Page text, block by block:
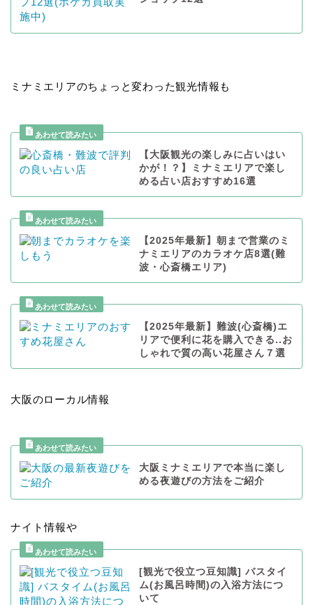
ミナミエリアのちょっと変わった観光情報も
【大阪観光の楽しみに占いはい
かが！？】ミナミエリアで楽し
める占い店おすすめ16選
【2025年最新】朝まで営業のミ
ナミエリアのカラオケ店8選(難
波・心斎橋エリア)
【2025年最新】難波(心斎橋)エ
リアで便利に花を購入できる..お
しゃれで質の高い花屋さん７選
大阪のローカル情報
大阪ミナミエリアで本当に楽し
める夜遊びの方法をご紹介
ナイト情報や
[観光で役立つ豆知識] バスタイ
ム(お風呂時間)の入浴方法につ
いて